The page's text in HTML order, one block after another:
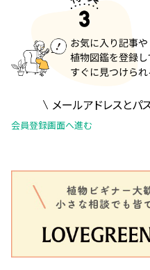
メールアドレスと
会員登録画面へ進む